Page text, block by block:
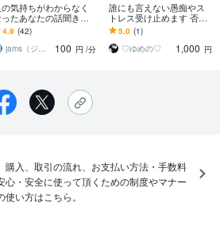
の気持ちがわからなく
たあなたの話聞きま
人付き合いで疲れ切っ
心を変えたいあなた
24時間対応可能
4.9 (42)
jams（ジャムズ）心理カウンセラー
100 円 /分
誰にも言えない愚痴やス
トレス受け止めます 否定
しません♪仕事・学校・家
庭のモヤモヤ吐き出して
ください
5.0 (1)
♡ゆめの♡
1,000 円
購入、取引の流れ、お支払い方法・手数料
心・安全に使って頂くための制度やマナー
い方はこちら。